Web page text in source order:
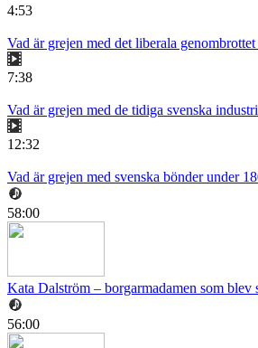
4:53
Vad är grejen med det liberala
7:38
Vad är grejen med de tidiga svenska
12:32
Vad är grejen med svenska bönder under
58:00
Kata Dalström – borgarmadamen som blev
56:00